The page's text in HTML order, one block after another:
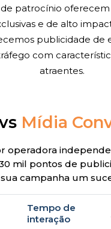
patrocínio
e de alto
publicidade de
com
atraentes.
Mídia
operadora
mil pontos de
campanha um
Tempo de
interação